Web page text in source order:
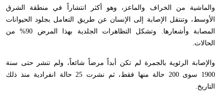
والماشية من الخراف والماعز، وهو أكثر انتشاراً في منطقة الشرق
الأوسط، وتنتقل الإصابة إلى الإنسان عن طريق التعامل بجلود الحيوانات
المصابة وأشعارها. وتشكل التظاهرات الجلدية بهذا المرض 90% من
الحالات.
والإصابة الرئوية بالجمرة لم تكن أبداً مرضاً شائعاً، ولم تنشر حتى سنة
1900 سوى 200 حالة منها فقط، ثم نشرت 25 حالة انفرادية منذ ذلك
التاريخ.